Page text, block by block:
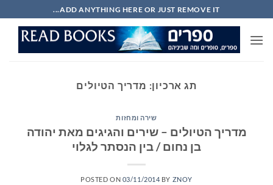
to
content
ADD ANYTHING HERE OR JUST REMOVE IT...
תג ארכיון: מדריך הטיולים
שירה ומחזות
מדריך הטיולים – שירים והגיגים מאת יהודה
בן נחום / בין הנסתר לגלוי
POSTED ON 03/11/2014 BY ZNOY